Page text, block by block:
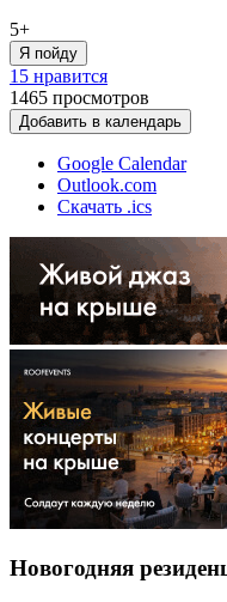
5+
Я пойду
15 нравится
1465 просмотров
Добавить в календарь
Google Calendar
Outlook.com
Скачать .ics
Новогодняя